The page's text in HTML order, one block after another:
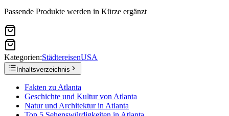
Passende Produkte werden in Kürze ergänzt
Kategorien:StädtereisenUSA
Inhaltsverzeichnis
Fakten zu Atlanta
Geschichte und Kultur von Atlanta
Natur und Architektur in Atlanta